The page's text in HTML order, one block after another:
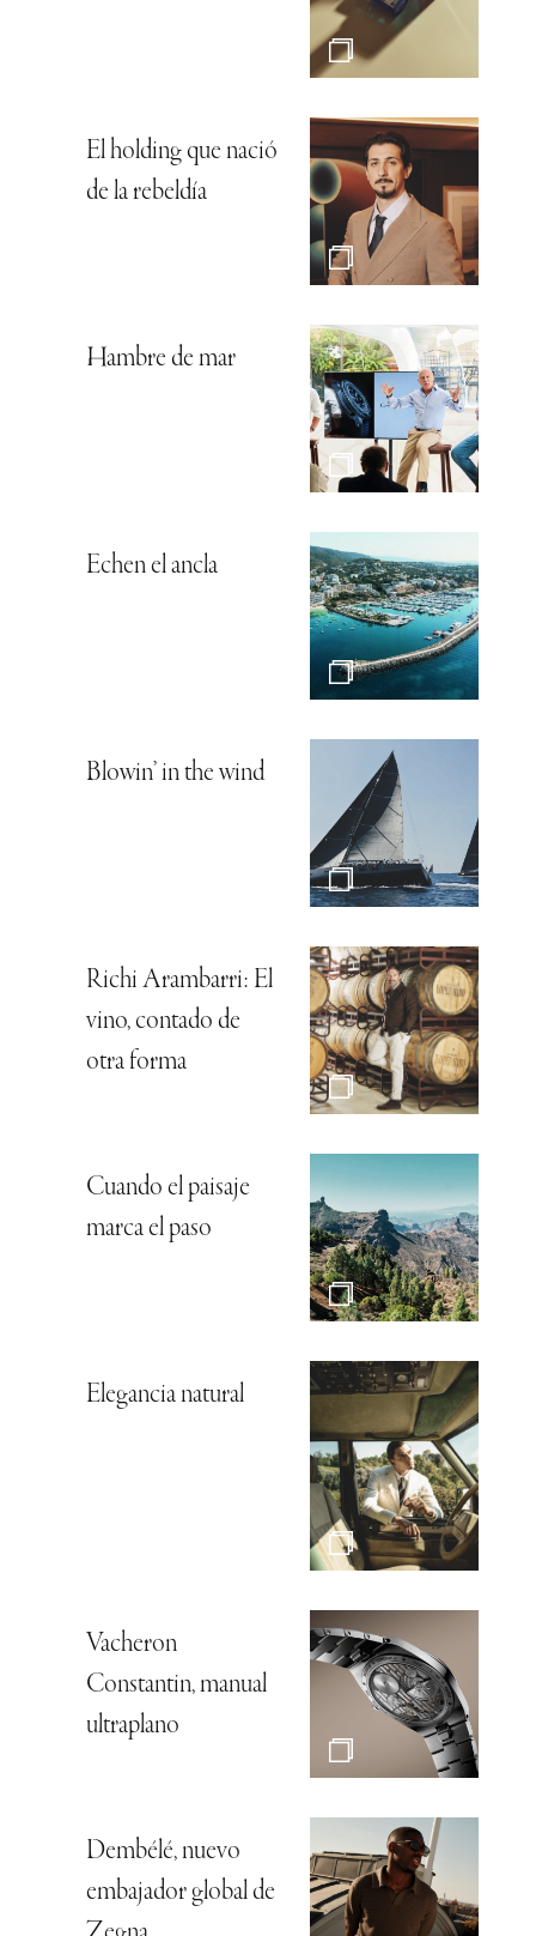
El holding que nació
de la rebeldía
Hambre de mar
Echen el ancla
Blowin’ in the wind
Richi Arambarri: El
vino, contado de
otra forma
Cuando el paisaje
marca el paso
Elegancia natural
Vacheron
Constantin, manual
ultraplano
Dembélé, nuevo
embajador global de